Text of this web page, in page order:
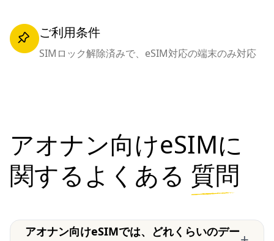
ご利用条件
SIMロック解除済みで、eSIM対応の端末のみ対応
アオナン向けeSIMに
関するよくある 質問
アオナン向けeSIMでは、どれくらいのデー